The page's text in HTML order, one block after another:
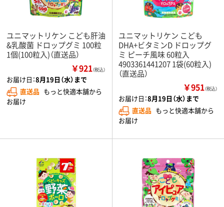
ユニマットリケン こども肝油
&乳酸菌 ドロップグミ 100粒
1個(100粒入)（直送品）
￥921（税込）
お届け日：8月19日（水）まで
直送品 もっと快適本舗から
お届け
ユニマットリケン こども
DHA+ビタミンD ドロップグ
ミ ピーチ風味 60粒入
4903361441207 1袋(60粒入)
（直送品）
￥951（税込）
お届け日：8月19日（水）まで
直送品 もっと快適本舗から
お届け